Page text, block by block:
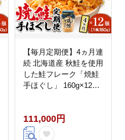
【毎月定期便】4ヵ月連
続 北海道産 秋鮭を使用
した鮭フレーク「焼鮭
手ほぐし」 160g×12瓶
111,000円